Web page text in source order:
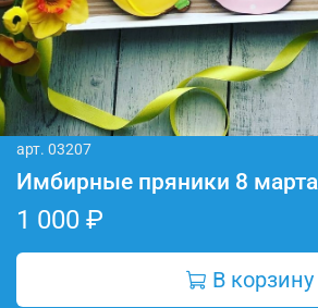
арт. 03207
Имбирные пряники 8 марта
1 000 ₽
В корзину